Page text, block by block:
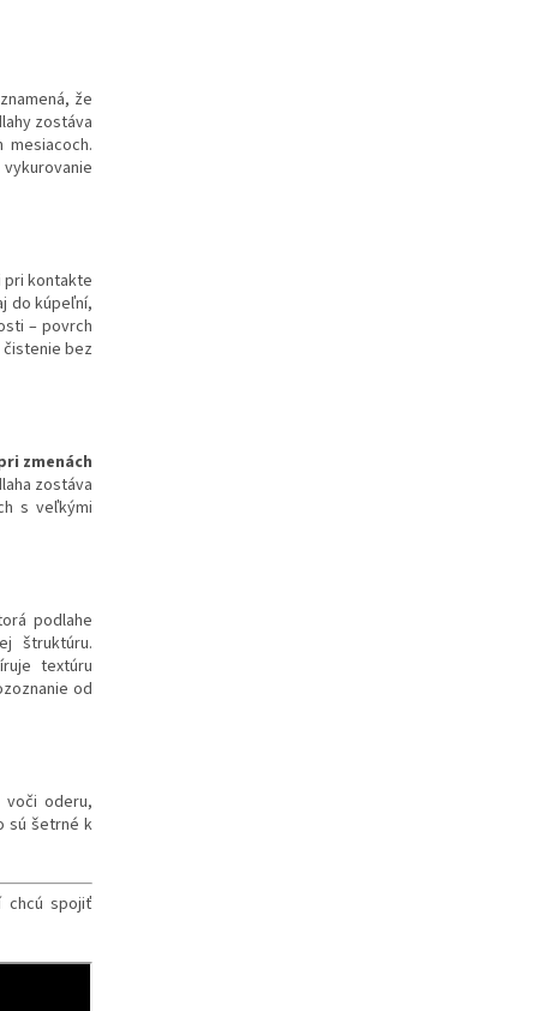
že
zostáva
pri kontakte
do kúpeľní,
– povrch
bez
zmenách
zostáva
s veľkými
podlahe
štruktúru.
textúru
od
voči oderu,
sú šetrné k
spojiť